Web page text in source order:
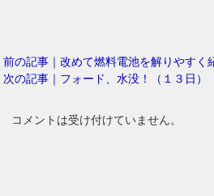
前の記事｜改めて燃料電池を解りやすく
次の記事｜フォード、水没！（１３日）
コメントは受け付けていません。